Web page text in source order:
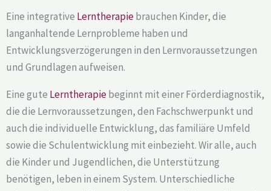
Eine integrative Lerntherapiebrauchen Kinder, die
langanhaltende Lernprobleme haben und
Entwicklungsverzögerungen in den Lernvoraussetzungen
und Grundlagen aufweisen.
Eine gute Lerntherapiebeginnt mit einer Förderdiagnostik,
die die Lernvoraussetzungen, den Fachschwerpunkt und
auch die individuelle Entwicklung, das familiäre Umfeld
sowie die Schulentwicklung mit einbezieht. Wir alle, auch
die Kinder und Jugendlichen, die Unterstützung
benötigen, leben in einem System. Unterschiedliche